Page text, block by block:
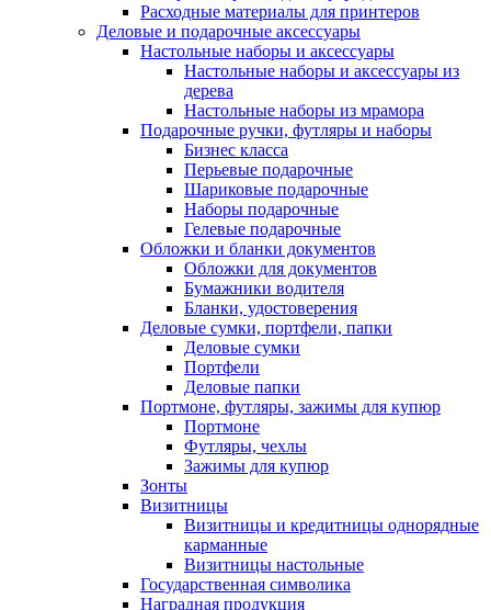
Расходные материалы для принтеров
Деловые и подарочные аксессуары
Настольные наборы и аксессуары
Настольные наборы и аксессуары из
дерева
Настольные наборы из мрамора
Подарочные ручки, футляры и наборы
Бизнес класса
Перьевые подарочные
Шариковые подарочные
Наборы подарочные
Гелевые подарочные
Обложки и бланки документов
Обложки для документов
Бумажники водителя
Бланки, удостоверения
Деловые сумки, портфели, папки
Деловые сумки
Портфели
Деловые папки
Портмоне, футляры, зажимы для купюр
Портмоне
Футляры, чехлы
Зажимы для купюр
Зонты
Визитницы
Визитницы и кредитницы однорядные
карманные
Визитницы настольные
Государственная символика
Наградная продукция